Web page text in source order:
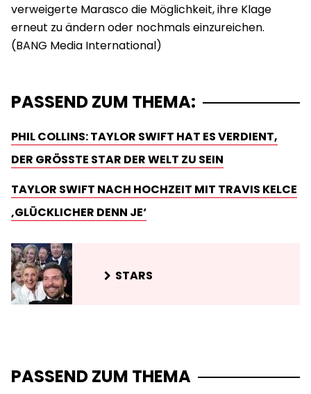
verweigerte Marasco die Möglichkeit, ihre Klage
erneut zu ändern oder nochmals einzureichen.
PASSEND ZUM THEMA:
PHIL COLLINS: TAYLOR SWIFT HAT ES VERDIENT,
DER GRÖSSTE STAR DER WELT ZU SEIN
TAYLOR SWIFT NACH HOCHZEIT MIT TRAVIS KELCE
‚GLÜCKLICHER DENN JE‘
STARS
PASSEND ZUM THEMA